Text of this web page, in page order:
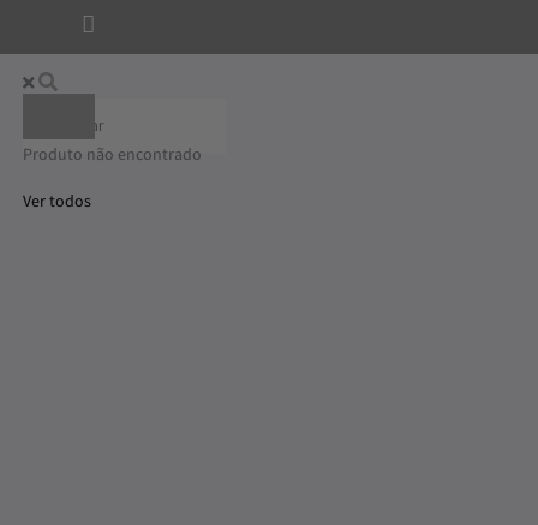
Produto não encontrado
Ver todos